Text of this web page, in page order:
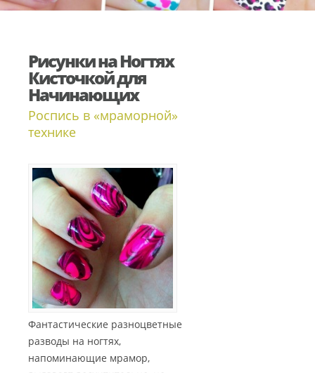
Рисунки на Ногтях
Кисточкой для
Начинающих
Роспись в «мраморной»
технике
Фантастические разноцветные
разводы на ногтях,
напоминающие мрамор,